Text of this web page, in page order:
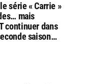
série « Carrie »
mais
continuer dans
saison…